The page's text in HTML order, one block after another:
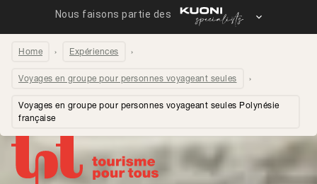
Home Expériences
Voyages en groupe pour personnes voyageant seules
Voyages en groupe pour personnes voyageant seules Polynésie
française